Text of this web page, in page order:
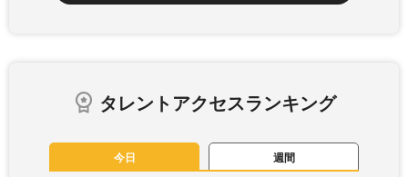
タレントアクセスランキング
今日 週間